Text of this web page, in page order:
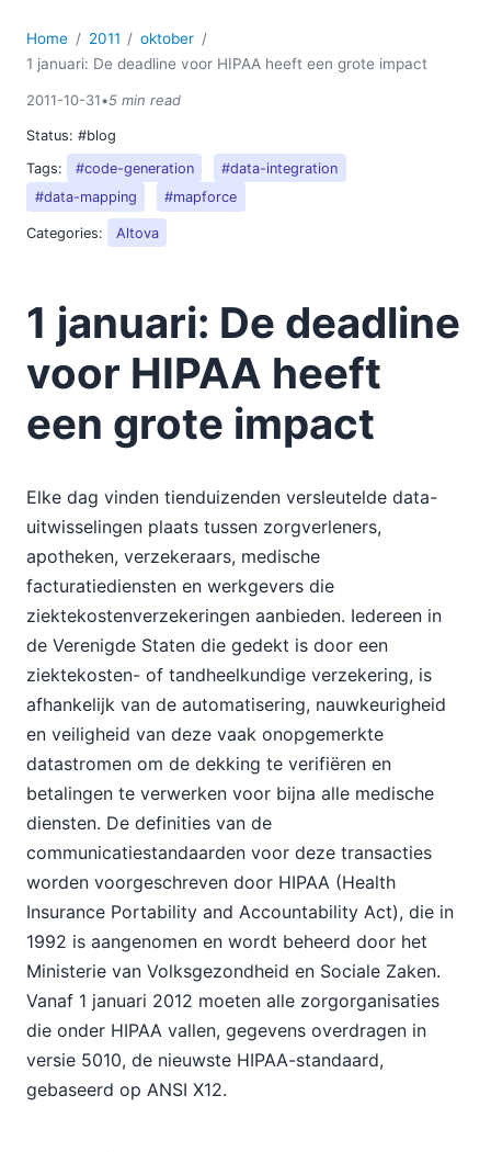
Home 2011
oktober
1 januari: De deadline voor HIPAA heeft een grote impact
2011-10-31•5 min read
Status: #blog
Tags:
#code-generation
#data-integration
#data-mapping
#mapforce
Categories: Altova
1 januari: De deadline
voor HIPAA heeft
een grote impact
Elke dag vinden tienduizenden versleutelde data-
uitwisselingen plaats tussen zorgverleners,
apotheken, verzekeraars, medische
facturatiediensten en werkgevers die
ziektekostenverzekeringen aanbieden. Iedereen in
de Verenigde Staten die gedekt is door een
ziektekosten- of tandheelkundige verzekering, is
afhankelijk van de automatisering, nauwkeurigheid
en veiligheid van deze vaak onopgemerkte
datastromen om de dekking te verifiëren en
betalingen te verwerken voor bijna alle medische
diensten. De definities van de
communicatiestandaarden voor deze transacties
worden voorgeschreven door HIPAA (Health
Insurance Portability and Accountability Act), die in
1992 is aangenomen en wordt beheerd door het
Ministerie van Volksgezondheid en Sociale Zaken.
Vanaf 1 januari 2012 moeten alle zorgorganisaties
die onder HIPAA vallen, gegevens overdragen in
versie 5010, de nieuwste HIPAA-standaard,
gebaseerd op ANSI X12.